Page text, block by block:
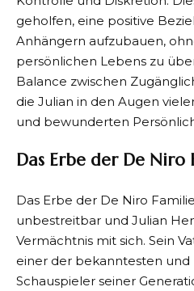
geholfen, eine positive
Anhängern aufzubauen,
persönlichen Lebens zu
Balance zwischen
die Julian in den Augen
und bewunderten
Das Erbe der De Niro
Das Erbe der De Niro
unbestreitbar und Julian
Vermächtnis mit sich. Sein
einer der bekanntesten
Schauspieler seiner